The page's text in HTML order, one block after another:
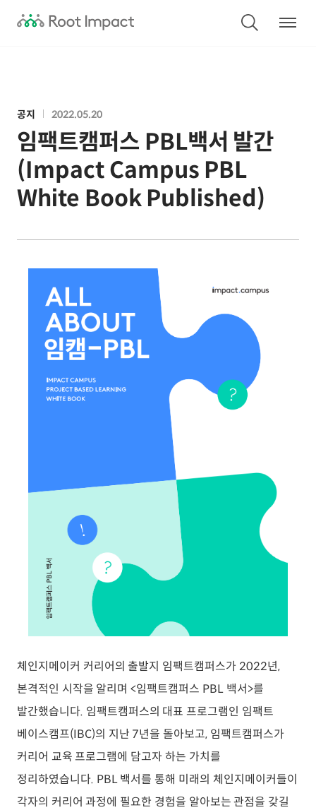
공지 2022.05.20
임팩트캠퍼스 PBL백서 발간
(Impact Campus PBL
White Book Published)
체인지메이커 커리어의 출발지 임팩트캠퍼스가 2022년,
본격적인 시작을 알리며 <임팩트캠퍼스 PBL 백서>를
발간했습니다. 임팩트캠퍼스의 대표 프로그램인 임팩트
베이스캠프(IBC)의 지난 7년을 돌아보고, 임팩트캠퍼스가
커리어 교육 프로그램에 담고자 하는 가치를
정리하였습니다. PBL 백서를 통해 미래의 체인지메이커들이
각자의 커리어 과정에 필요한 경험을 알아보는 관점을 갖길